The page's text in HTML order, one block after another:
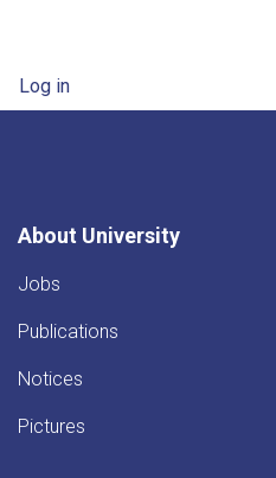
User account menu
Log in
About University
Jobs
Publications
Notices
Pictures